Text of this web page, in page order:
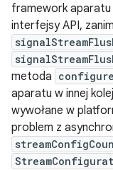
framework aparatu
interfejsy API,
metoda
aparatu w innej
wywołane w
problem z